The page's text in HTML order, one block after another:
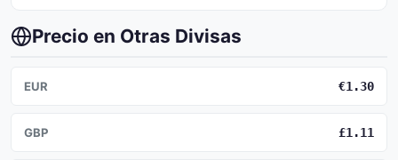
Precio en Otras Divisas
EUR €1.30
GBP £1.11